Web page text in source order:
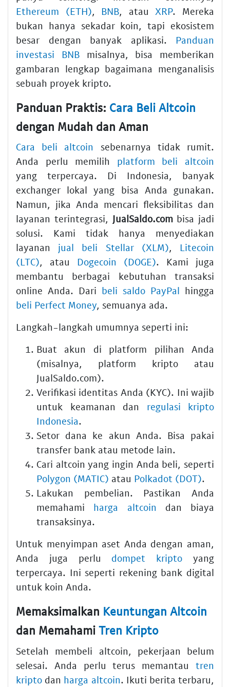
Ethereum (ETH)
BNB , atau XRP. Mereka
bukan hanya sekadar koin, tapi ekosistem
besar dengan banyak aplikasi. Panduan
investasi BNBmisalnya, bisa memberikan
gambaran lengkap bagaimana menganalisis
sebuah proyek kripto.
Panduan Praktis: Cara Beli Altcoin
dengan Mudah dan Aman
Cara beli altcoin
sebenarnya tidak rumit.
Anda perlu memilih platform beli altcoin
yang terpercaya. Di Indonesia, banyak
exchanger lokal yang bisa Anda gunakan.
Namun, jika Anda mencari fleksibilitas dan
layanan terintegrasi, JualSaldo.combisa jadi
solusi. Kami tidak hanya menyediakan
layanan jual beli Stellar (XLM), Litecoin
(LTC), atau Dogecoin (DOGE). Kami juga
membantu berbagai kebutuhan transaksi
online Anda. Dari beli saldo PayPal hingga
beli Perfect Money, semuanya ada.
Langkah-langkah umumnya seperti ini:
Buat akun di platform pilihan Anda
(misalnya, platform kripto atau
JualSaldo.com).
Verifikasi identitas Anda (KYC). Ini wajib
untuk keamanan dan regulasi kripto
Indonesia.
Setor dana ke akun Anda. Bisa pakai
transfer bank atau metode lain.
Cari altcoin yang ingin Anda beli, seperti
Polygon (MATIC) atau Polkadot (DOT).
Lakukan pembelian. Pastikan Anda
memahami harga altcoin dan biaya
transaksinya.
Untuk menyimpan aset Anda dengan aman,
Anda juga perlu dompet kripto yang
terpercaya. Ini seperti rekening bank digital
untuk koin Anda.
Memaksimalkan Keuntungan Altcoin
dan Memahami Tren Kripto
Setelah membeli altcoin, pekerjaan belum
selesai. Anda perlu terus memantau tren
kripto dan harga altcoin. Ikuti berita terbaru,